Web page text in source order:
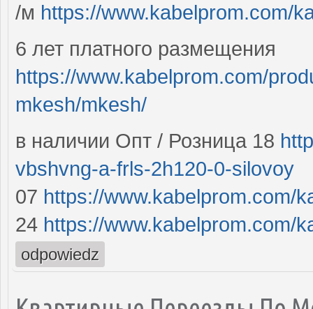
/м https://www.kabelprom.com/
6 лет платного размещения
https://www.kabelprom.com/
mkesh/mkesh/
в наличии Опт / Розница 18
vbshvng-a-frls-2h120-0-silovoy
07 https://www.kabelprom.com/
24 https://www.kabelprom.com/
odpowiedz